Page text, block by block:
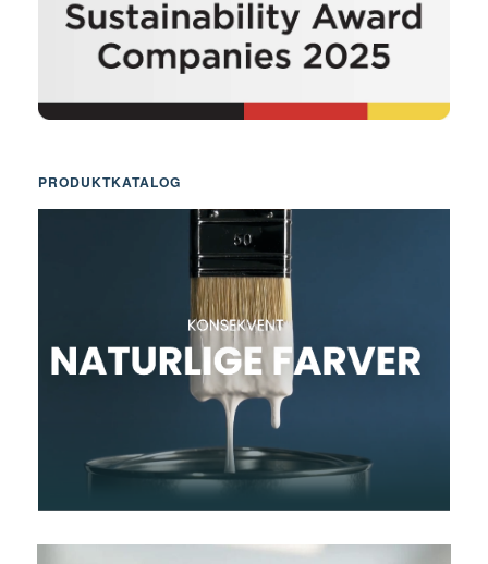
PRODUKTKATALOG